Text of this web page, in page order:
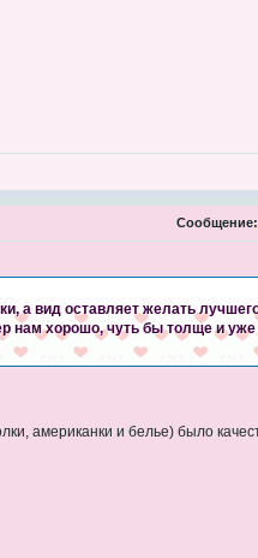
Сообщение:
а вид оставляет желать
нам хорошо, чуть бы толще и
американки и белье) было